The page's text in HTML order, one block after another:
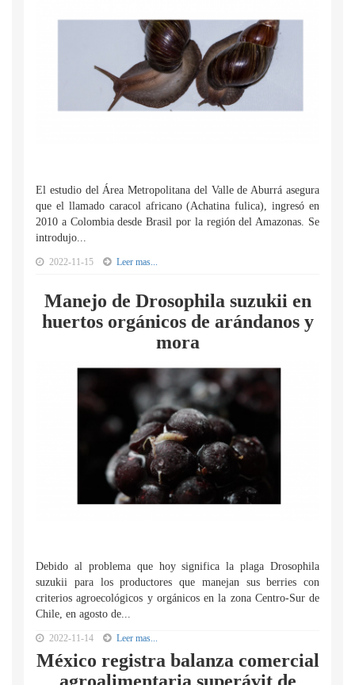
El estudio del Área Metropolitana del Valle de Aburrá asegura
que el llamado caracol africano (Achatina fulica), ingresó en
2010 a Colombia desde Brasil por la región del Amazonas. Se
introdujo...
2022-11-15 Leer mas...
Manejo de Drosophila suzukii en
huertos orgánicos de arándanos y
mora
Debido al problema que hoy significa la plaga Drosophila
suzukii para los productores que manejan sus berries con
criterios agroecológicos y orgánicos en la zona Centro-Sur de
Chile, en agosto de...
2022-11-14 Leer mas...
México registra balanza comercial